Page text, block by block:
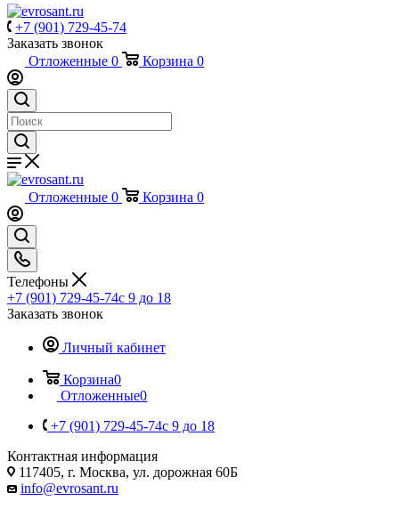
+7 (901) 729-45-74
Заказать звонок
Отложенные 0 Корзина 0
Отложенные 0 Корзина 0
Телефоны
+7 (901) 729-45-74c 9 до 18
Заказать звонок
Личный кабинет
Корзина0
Отложенные0
+7 (901) 729-45-74c 9 до 18
Контактная информация
117405, г. Москва, ул. дорожная 60Б
info@evrosant.ru